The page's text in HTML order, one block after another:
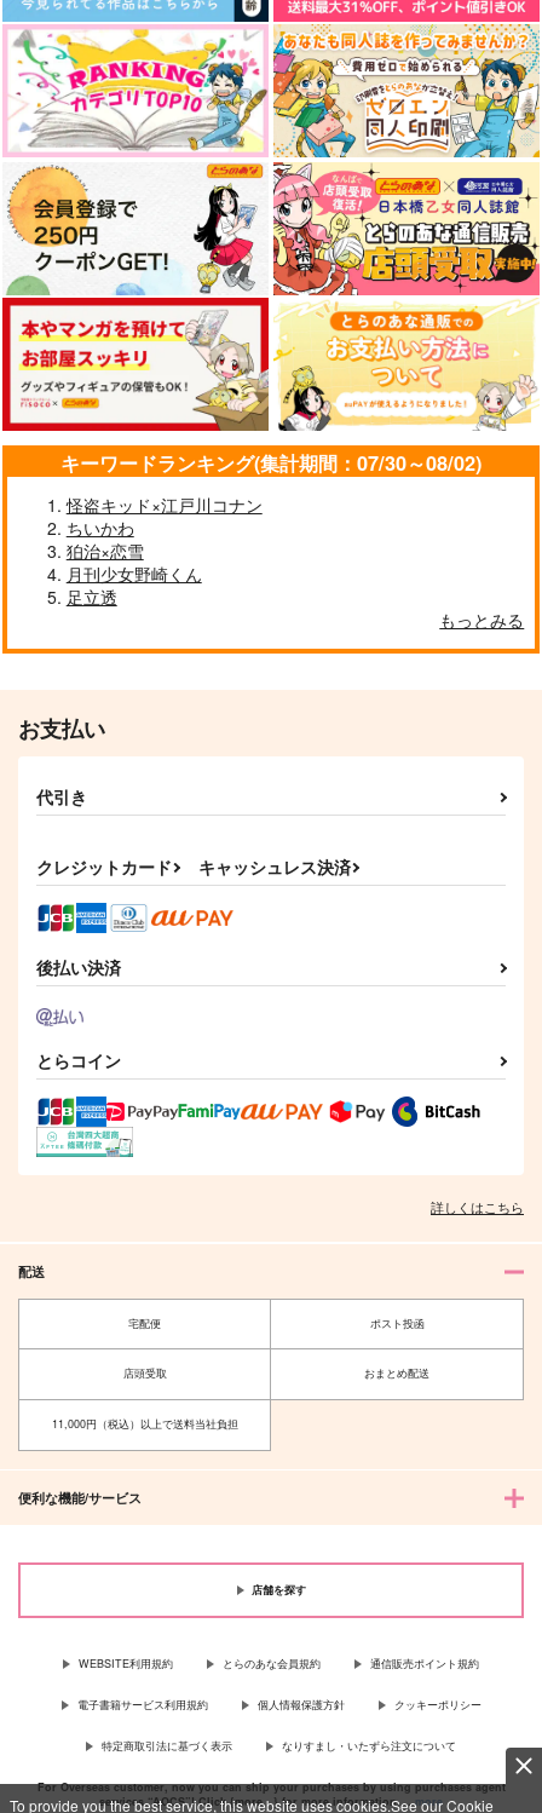
To provide you the best service, this website uses cookies.See our Cookie
月を呑む
幸漫
1,375円（税込）
山姥切国広
サンプル
作品詳細
魚座再録集 いつかの
話をしよう
魚座
3,128円 （税込）
山姥切国広×山姥切長義
サンプル
作品詳細
深夜勤務の伯仲まん
が。４
深夜徘徊
658円（税込）
山姥切国広
サンプル
作品詳細
まぐろメソッド
大倶利伽羅×山姥切国広
作品詳細 作品詳細
常闇の先、光明の日々
【再版】
白黒パラノイア
専売 1,100円（税込）
刀剣乱舞
山姥切長義×山姥切国広
サンプル
カート
手のひらに初恋
honey:xxx
472円（税込）
刀剣乱舞
山姥切国広×山姥切長義
サンプル
カート
銀と金の再録集－表－
白黒パラノイア
専売 1,100円（税込）
刀剣乱舞
山姥切長義×山姥切国広
サンプル
カート
mellow mellow mell
ビターサイダー
787円（税込）
刀剣乱舞
山姥切長義×女審神者
fefefe
629円（税込）
AMBIVALENT
専売 1,572円（税込）
鳩星に願いをキス
PINK POWER
刀剣乱舞
山姥切国広×山姥切長義
カート
いであろっく
刀剣乱舞
カート
ONE CHANCE!
707円（税込）
刀剣乱舞
山姥切国広×山姥切長義
カート
キーワードランキング(集計期間：07/30～08/02)
怪盗キッド×江戸川コナン
ちいかわ
狛治×恋雪
月刊少女野崎くん
足立透
もっとみる
お支払い
代引き
クレジットカード キャッシュレス決済
後払い決済
とらコイン
詳しくはこちら
配送
宅配便 ポスト投函
店頭受取 おまとめ配送
11,000円（税込）以上で送料当社負担
便利な機能/サービス
店舗を探す
WEBSITE利用規約 とらのあな会員規約 通信販売ポイント規約
電子書籍サービス利用規約 個人情報保護方針 クッキーポリシー
特定商取引法に基づく表示 なりすまし・いたずら注文について
For Overseas customer, now you can ship your purchases by using purchases agent
services “AOCS”! Click {more…} for more information …more